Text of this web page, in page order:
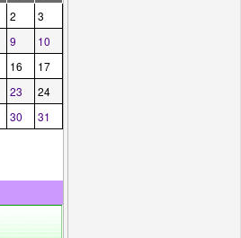
2
3
9
10
16
17
23
24
30 31